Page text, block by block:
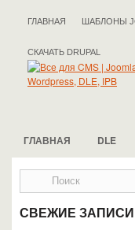
ГЛАВНАЯ ШАБЛОНЫ
СКАЧАТЬ DRUPAL
ГЛАВНАЯ DLE
СВЕЖИЕ ЗАПИСИ